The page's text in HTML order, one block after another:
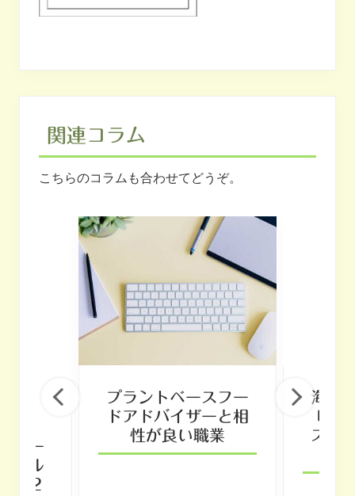
関連コラム
こちらのコラムも合わせてどうぞ。
フー
ブル
る２
プラントベースフー
ドアドバイザーと相
性が良い職業
海藻
味?!
ス食